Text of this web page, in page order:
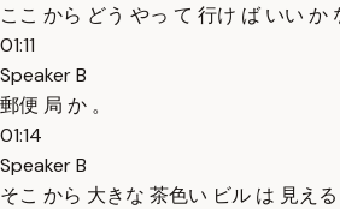
ここ から どう やっ て 行け ば いい か
01:11
Speaker B
郵便 局 か 。
01:14
Speaker B
そこ から 大きな 茶色い ビル は 見え